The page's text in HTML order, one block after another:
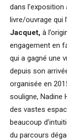
dans l’exposition
livre/ouvrage qui
Jacquet, à
engagement en
qui a gagné une
depuis son
organisée en
souligne, Nadine
des vastes
beaucoup
du parcours